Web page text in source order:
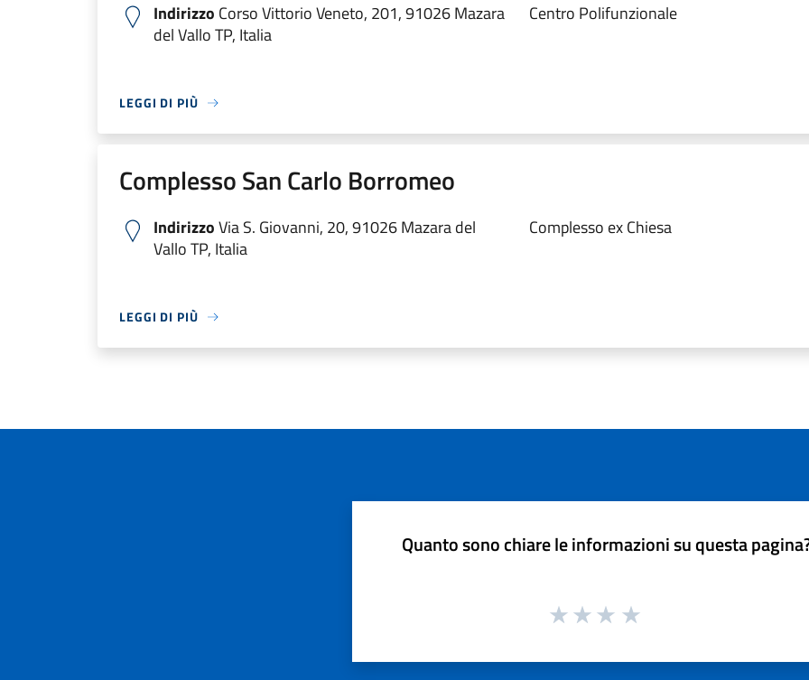
Indirizzo Corso Vittorio Veneto, 201, 91026 Mazara
del Vallo TP, Italia
Centro Polifunzionale
LEGGI DI PIÙ
Complesso San Carlo Borromeo
IndirizzoVia S. Giovanni, 20, 91026 Mazara del
Vallo TP, Italia
Complesso ex Chiesa
LEGGI DI PIÙ
Quanto sono chiare le informazioni su questa